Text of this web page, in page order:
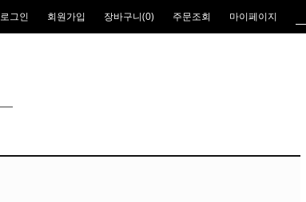
로그인 회원가입 장바구니(0) 주문조회 마이페이지